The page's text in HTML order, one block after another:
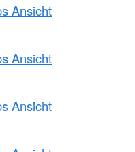
Ansicht
Ansicht
Ansicht